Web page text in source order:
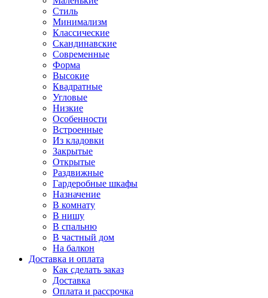
Стиль
Минимализм
Классические
Скандинавские
Современные
Форма
Высокие
Квадратные
Угловые
Низкие
Особенности
Встроенные
Из кладовки
Закрытые
Открытые
Раздвижные
Гардеробные шкафы
Назначение
В комнату
В нишу
В спальню
В частный дом
На балкон
Доставка и оплата
Как сделать заказ
Доставка
Оплата и рассрочка